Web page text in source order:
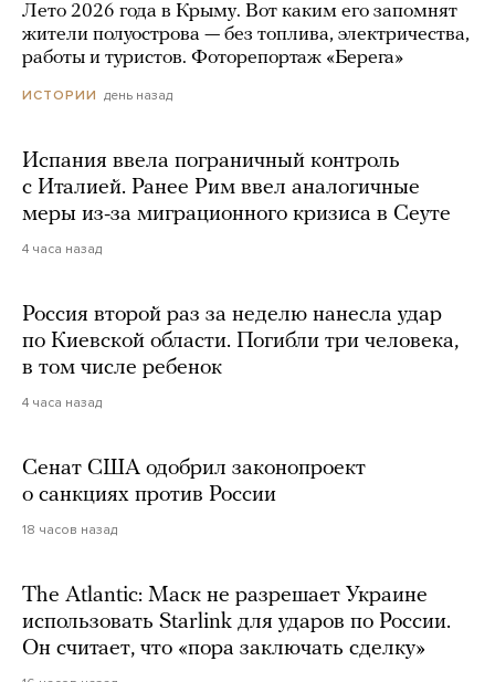
Лето 2026 года в Крыму. Вот каким его запомнят
жители полуострова — без топлива, электричества,
работы и туристов. Фоторепортаж «Берега»
ИСТОРИИ день назад
Испания ввела пограничный контроль
с Италией. Ранее Рим ввел аналогичные
меры из-за миграционного кризиса в Сеуте
4 часа назад
Россия второй раз за неделю нанесла удар
по Киевской области. Погибли три человека,
в том числе ребенок
4 часа назад
Сенат США одобрил законопроект
о санкциях против России
18 часов назад
The Atlantic: Маск не разрешает Украине
использовать Starlink для ударов по России.
Он считает, что «пора заключать сделку»